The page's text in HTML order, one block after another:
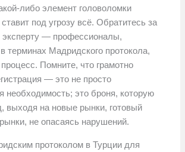
либо элемент головоломки
ставит под угрозу всё. Обратитесь за
эксперту — профессионалы,
терминах Мадридского протокола,
процесс. Помните, что грамотно
— это не просто
необходимость; это броня, которую
выходя на новые рынки, готовый
не опасаясь нарушений.
протоколом в Турции для